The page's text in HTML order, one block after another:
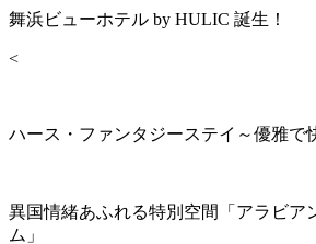
舞浜ビューホテル by HULIC 誕生！
<
ハース・ファンタジーステイ～優雅で
異国情緒あふれる特別空間「アラビア
ム」